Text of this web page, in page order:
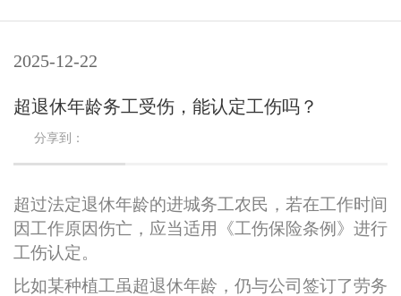
2025-12-22
超退休年龄务工受伤，能认定工伤吗？
分享到：
超过法定退休年龄的进城务工农民，若在工作时间
因工作原因伤亡，应当适用《工伤保险条例》进行
工伤认定。
比如某种植工虽超退休年龄，仍与公司签订了劳务